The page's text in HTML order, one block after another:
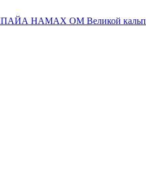
НАМАХ ОМ Великой кальпе